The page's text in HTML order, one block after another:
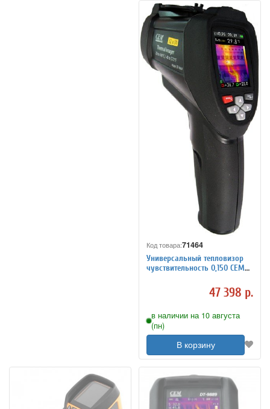
Код товара:71464
Универсальный тепловизор
чувствительность 0,150 СЕМ
47 398 р.
в наличии на 10 августа
(пн)
В корзину